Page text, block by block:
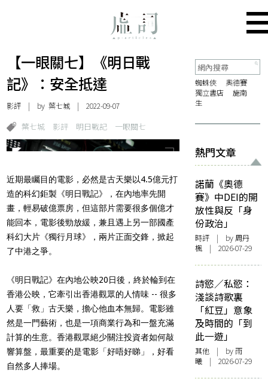
【一眼關七】《明日戰
記》：安全抵達
影評 | by 葉七城 | 2022-09-07
葉七城 影評 明日戰記 一眼關七
近期最矚目的電影，必然是古天樂以4.5億元打
造的科幻鉅製《明日戰記》，在內地率先開
畫，輕易破億票房，但這部片需要很多個億才
能回本，電影後勁放緩，兼且遇上另一部國產
科幻大片《獨行月球》，兩片正面交鋒，掀起
了中港之爭。
《明日戰記》在內地公映20日後，終於輪到在
香港公映，它牽引出香港觀眾的人情味 -- 很多
人要「救」古天樂，擔心他血本無歸。電影雖
然是一門藝術，也是一項商業行為和一盤充滿
計算的生意。香港觀眾絕少關注投資者如何敲
響算盤，最重要的是電影「好唔好睇」，好看
自然多人捧場。
蜘蛛俠
奧德賽
獨立書店
施南
生
熱門文章
諾蘭《奧德
賽》中DEI的開
放性與反「身
份政治」
時評 | by周丹
楓 | 2026-07-29
詩慾／私慾：
淺談詩歌裏
「紅豆」意象
及時間的「到
此一遊」
其他 | by 雨
曦 | 2026-07-29